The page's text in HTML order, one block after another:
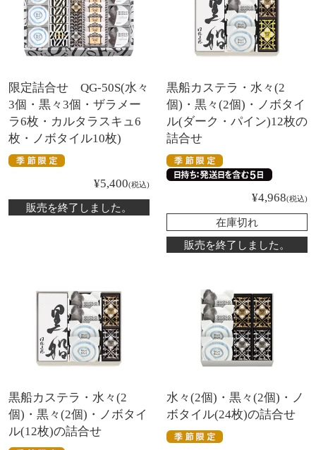
限定詰合せ QG-50S(水々
3個・黒々3個・ザラメー
ラ6枚・カルタラスキュ6
枚・ノボタイル10枚)
¥5,400 税込
販売を終了しました。
黒船カステラ・水々(2
個)・黒々(2個)・ノボタイ
ル(ダーク・パイン)12枚の
詰合せ
¥4,968 税込
在庫切れ
販売を終了しました。
黒船カステラ・水々(2
個)・黒々(2個)・ノボタイ
ル(12枚)の詰合せ
水々(2個)・黒々(2個)・ノ
ボタイル(24枚)の詰合せ